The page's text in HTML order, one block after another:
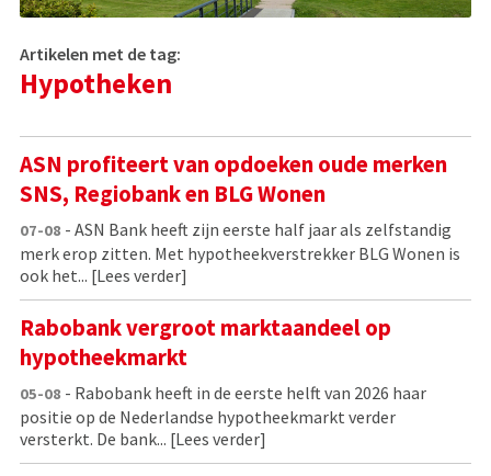
Artikelen met de tag:
Hypotheken
ASN profiteert van opdoeken oude merken
SNS, Regiobank en BLG Wonen
07-08 - ASN Bank heeft zijn eerste half jaar als zelfstandig
merk erop zitten. Met hypotheekverstrekker BLG Wonen is
ook het... [Lees verder]
Rabobank vergroot marktaandeel op
hypotheekmarkt
05-08 - Rabobank heeft in de eerste helft van 2026 haar
positie op de Nederlandse hypotheekmarkt verder
versterkt. De bank... [Lees verder]